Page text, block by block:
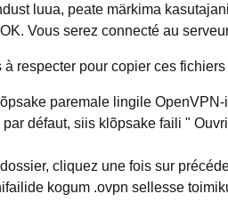
luua, peate märkima
Vous serez connecté au
respecter pour copier ces
paremale lingile
défaut, siis klõpsake faili "
cliquez une fois sur
kogum .ovpn sellesse